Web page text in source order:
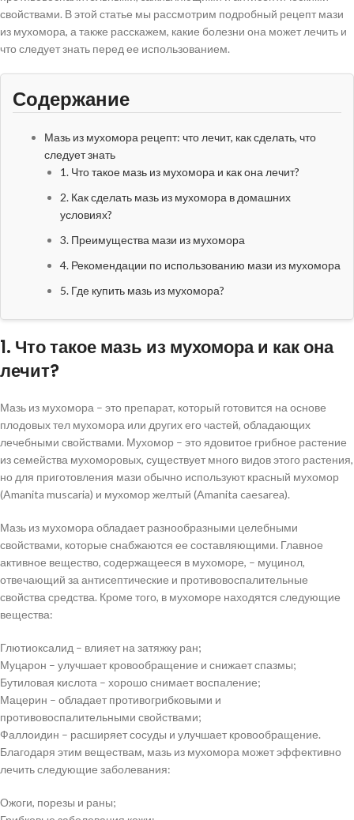
свойствами. В этой статье мы рассмотрим подробный рецепт мази
из мухомора, а также расскажем, какие болезни она может лечить и
что следует знать перед ее использованием.
Содержание
Мазь из мухомора рецепт: что лечит, как сделать, что
следует знать
1. Что такое мазь из мухомора и как она лечит?
2. Как сделать мазь из мухомора в домашних
условиях?
3. Преимущества мази из мухомора
4. Рекомендации по использованию мази из мухомора
5. Где купить мазь из мухомора?
1. Что такое мазь из мухомора и как она
лечит?
Мазь из мухомора – это препарат, который готовится на основе
плодовых тел мухомора или других его частей, обладающих
лечебными свойствами. Мухомор – это ядовитое грибное растение
из семейства мухоморовых, существует много видов этого растения,
но для приготовления мази обычно используют красный мухомор
(Amanita muscaria) и мухомор желтый (Amanita caesarea).
Мазь из мухомора обладает разнообразными целебными
свойствами, которые снабжаются ее составляющими. Главное
активное вещество, содержащееся в мухоморе, – муцинол,
отвечающий за антисептические и противовоспалительные
свойства средства. Кроме того, в мухоморе находятся следующие
вещества:
Глютиоксалид – влияет на затяжку ран;
Муцарон – улучшает кровообращение и снижает спазмы;
Бутиловая кислота – хорошо снимает воспаление;
Мацерин – обладает противогрибковыми и
противовоспалительными свойствами;
Фаллоидин – расширяет сосуды и улучшает кровообращение.
Благодаря этим веществам, мазь из мухомора может эффективно
лечить следующие заболевания:
Ожоги, порезы и раны;